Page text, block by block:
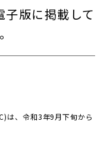
版に掲載して
は、令和3年9月下旬から